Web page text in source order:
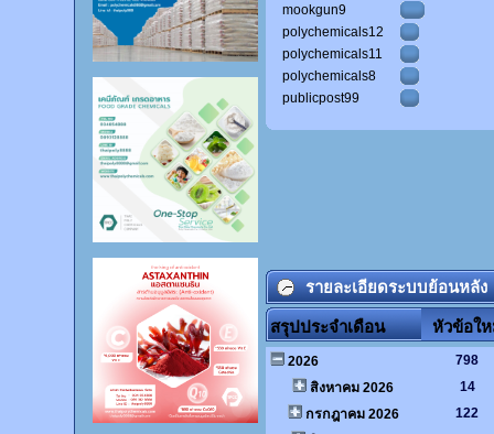
mookgun9
polychemicals12
polychemicals11
polychemicals8
publicpost99
รายละเอียดระบบย้อนหลัง
สรุปประจำเดือน หัวข้อใ
2026
798
สิงหาคม 2026
14
กรกฎาคม 2026
122